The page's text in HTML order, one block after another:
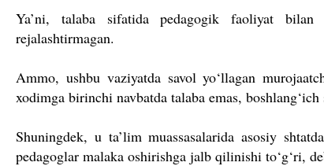
Ya’ni, talaba sifatida pedagogik faoliyat bilan
rejalashtirmagan.
Ammo, ushbu vaziyatda savol yo‘llagan
xodimga birinchi navbatda talaba emas,
Shuningdek, u ta’lim muassasalarida asosiy
pedagoglar malaka oshirishga jalb qilinishi to‘g‘ri,